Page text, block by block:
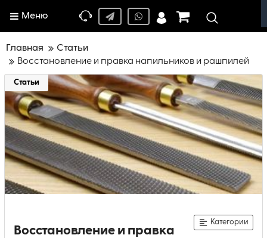
Меню
Главная
Статьи
Восстановление и правка напильников и рашпилей
Статьи
Восстановление и правка
Категории